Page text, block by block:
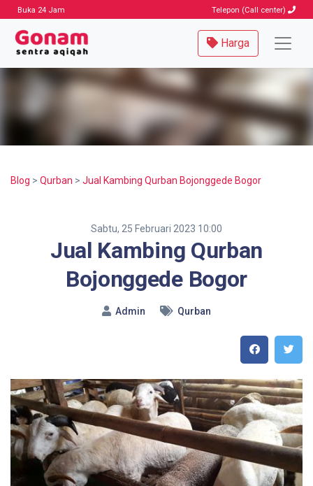
Buka 24 Jam Telepon (Call center)
Harga
Blog > Qurban > Jual Kambing Qurban Bojonggede Bogor
Sabtu, 25 Februari 2023 10:00
Jual Kambing Qurban
Bojonggede Bogor
Admin Qurban